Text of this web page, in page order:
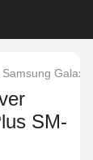
Samsung
SM-